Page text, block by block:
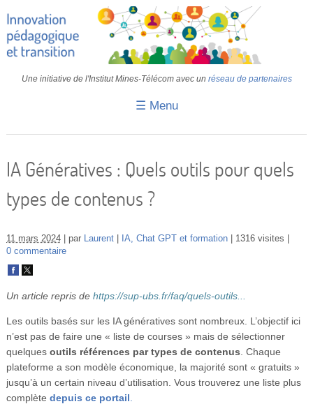
Une initiative de l'Institut Mines-Télécom avec un réseau de partenaires
☰ Menu
IA
Colloques
Vidéos
S’inscrire
Se connecter
IA Génératives : Quels outils pour quels
types de contenus ?
11 mars 2024 par Laurent IA, Chat GPT et formation
1316 visites
0 commentaire
Un article repris de https://sup-ubs.fr/faq/quels-outils...
Les outils basés sur les IA génératives sont nombreux. L’objectif ici
n’est pas de faire une « liste de courses » mais de sélectionner
quelques outils références par types de contenus . Chaque
plateforme a son modèle économique, la majorité sont « gratuits »
jusqu’à un certain niveau d’utilisation. Vous trouverez une liste plus
complète depuis ce portail